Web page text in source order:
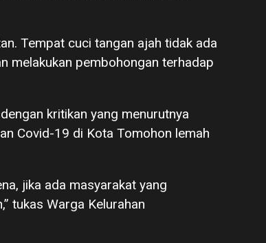
Tempat cuci tangan ajah tidak ada
melakukan pembohongan terhadap
kritikan yang menurutnya
Covid-19 di Kota Tomohon lemah
jika ada masyarakat yang
tukas Warga Kelurahan